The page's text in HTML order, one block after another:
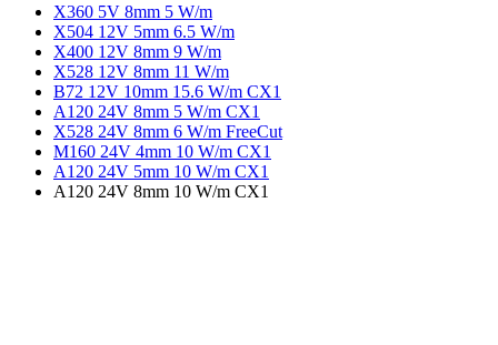
X360 5V 8mm 5 W/m
X504 12V 5mm 6.5 W/m
X400 12V 8mm 9 W/m
X528 12V 8mm 11 W/m
B72 12V 10mm 15.6 W/m CX1
A120 24V 8mm 5 W/m CX1
X528 24V 8mm 6 W/m FreeCut
M160 24V 4mm 10 W/m CX1
A120 24V 5mm 10 W/m CX1
A120 24V 8mm 10 W/m CX1